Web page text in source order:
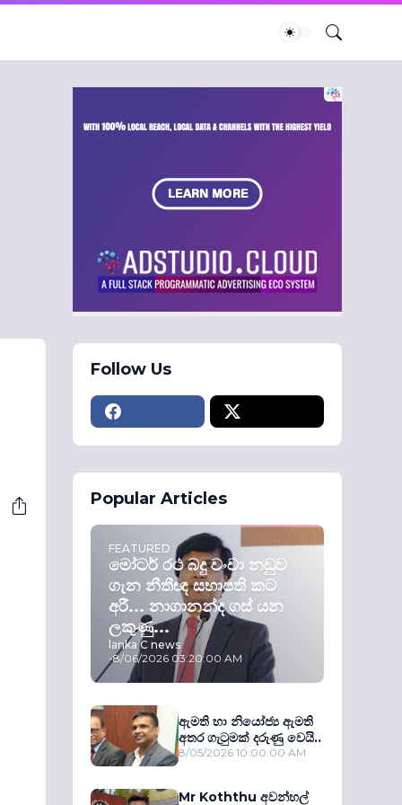
Follow Us
Popular Articles
FEATURED
මෝටර් රථ බදු වංචා නඩුව
ගැන නීතීඥ සභාපති කට
අරී... නාගානන්ද ගස් යන
ලකුණු...
lanka C news
-8/06/2026 03:20:00 AM
ඇමති හා නියෝජ්‍ය ඇමති
අතර ගැටුමක් දරුණු වෙයි..
8/05/2026 10:00:00 AM
Mr Koththu අවන්හල්